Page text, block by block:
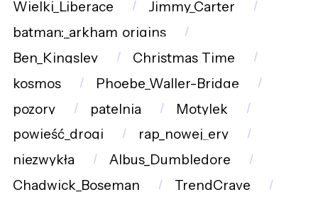
Wielki_Liberace
Jimmy_Carter
batman:_arkham_origins
Ben_Kingsley
Christmas_Time
kosmos
Phoebe_Waller-Bridge
pozory
patelnia
Motylek
powieść_drogi
rap_nowej_ery
niezwykła
Albus_Dumbledore
Chadwick_Boseman
TrendCrave